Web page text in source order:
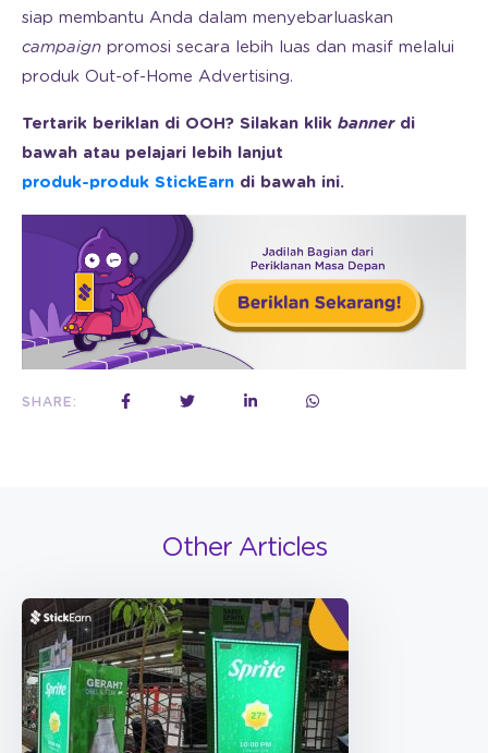
siap membantu Anda dalam menyebarluaskan
campaign promosi secara lebih luas dan masif melalui
produk Out-of-Home Advertising.
Tertarik beriklan di OOH? Silakan klik bannerdi
bawah atau pelajari lebih lanjut
produk-produk StickEarn di bawah ini.
SHARE:
Other Articles